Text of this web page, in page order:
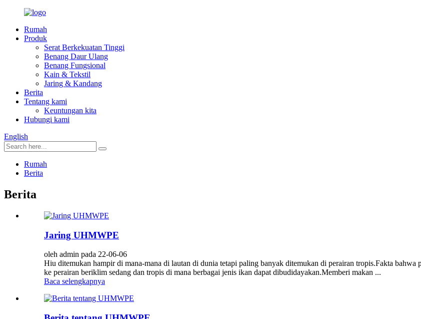
Rumah
Produk
Serat Berkekuatan Tinggi
Benang Daur Ulang
Benang Fungsional
Kain & Tekstil
Jaring & Kandang
Berita
Tentang kami
Keuntungan kita
Hubungi kami
English
Rumah
Berita
Berita
Jaring UHMWPE
oleh admin pada 22-06-06
Hiu ditemukan hampir di mana-mana di lautan di dunia tetapi paling banyak ditemukan di perairan tropis.Fakta
ke perairan beriklim sedang dan tropis di mana berbagai jenis ikan dapat dibudidayakan.Memberi makan ...
Baca selengkapnya